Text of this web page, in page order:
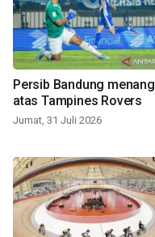
Persib Bandung menang
atas Tampines Rovers
Jumat, 31 Juli 2026